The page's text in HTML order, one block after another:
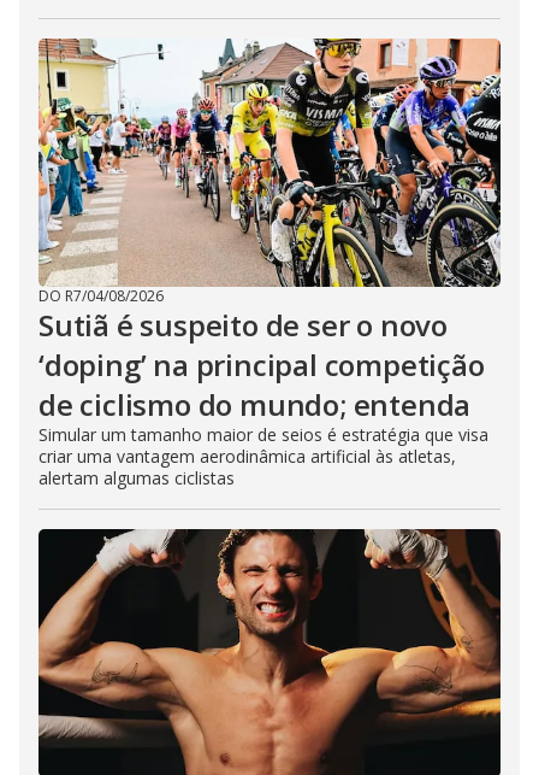
DO R7/04/08/2026
Sutiã é suspeito de ser o novo
‘doping’ na principal competição
de ciclismo do mundo; entenda
Simular um tamanho maior de seios é estratégia que visa
criar uma vantagem aerodinâmica artificial às atletas,
alertam algumas ciclistas